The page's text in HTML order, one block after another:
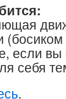
если вы
себя
.